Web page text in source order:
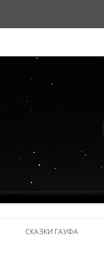
СКАЗКИ ГАУФА